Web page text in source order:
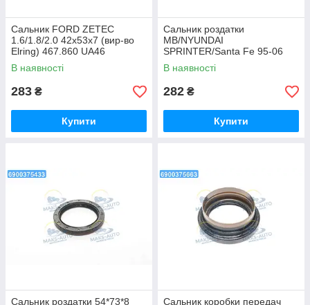
Сальник FORD ZETEC
1.6/1.8/2.0 42x53x7 (вир-во
Elring) 467.860 UA46
В наявності
283 ₴
Купити
Сальник роздатки
MB/NYUNDAI
SPRINTER/Santa Fe 95-06
45X65X8 (вир-во Corteco)
01019482B UA46
В наявності
282 ₴
Купити
Сальник роздатки 54*73*8
Сальник коробки передач